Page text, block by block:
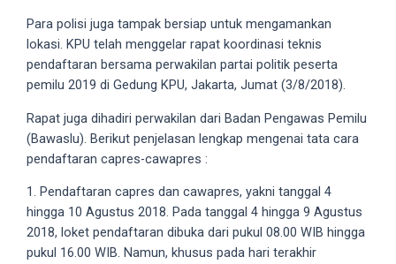
processed
working
can
also
use
Para polisi juga tampak bersiap untuk mengamankan
lokasi. KPU telah menggelar rapat koordinasi teknis
pendaftaran bersama perwakilan partai politik peserta
pemilu 2019 di Gedung KPU, Jakarta, Jumat (3/8/2018).
Rapat juga dihadiri perwakilan dari Badan Pengawas Pemilu
(Bawaslu). Berikut penjelasan lengkap mengenai tata cara
pendaftaran capres-cawapres :
1. Pendaftaran capres dan cawapres, yakni tanggal 4
hingga 10 Agustus 2018. Pada tanggal 4 hingga 9 Agustus
2018, loket pendaftaran dibuka dari pukul 08.00 WIB hingga
pukul 16.00 WIB. Namun, khusus pada hari terakhir